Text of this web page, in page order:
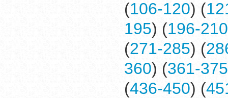
(106-120) (
195) (196-210
(271-285) (
360) (361-375
(436-450) (